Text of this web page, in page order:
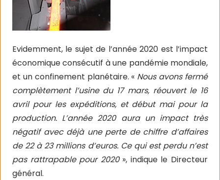
Evidemment, le sujet de l’année 2020 est l’impact
économique consécutif à une pandémie mondiale,
et un confinement planétaire. « Nous avons fermé
complètement l’usine du 17 mars, réouvert le 16
avril pour les expéditions, et début mai pour la
production. L’année 2020 aura un impact très
négatif avec déjà une perte de chiffre d’affaires
de 22 à 23 millions d’euros. Ce qui est perdu n’est
pas rattrapable pour 2020 », indique le Directeur
général.